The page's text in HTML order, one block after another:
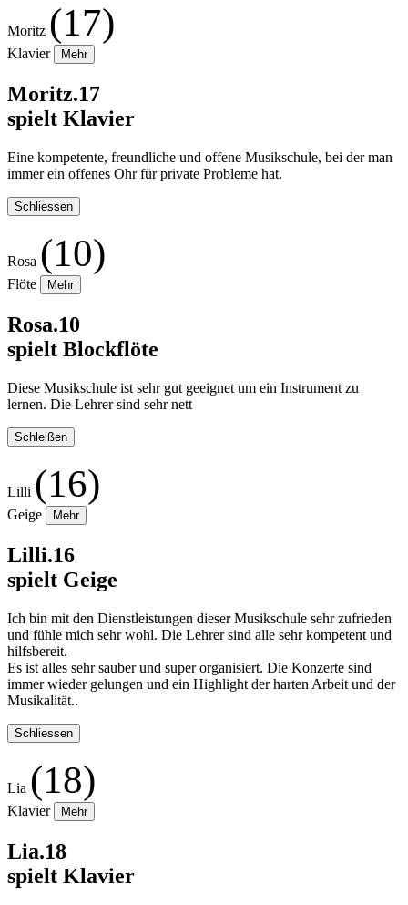
Moritz (17)
Klavier Mehr
Moritz.17
spielt Klavier
Eine kompetente, freundliche und offene Musikschule, bei der man
immer ein offenes Ohr für private Probleme hat.
Schliessen
Rosa (10)
Flöte Mehr
Rosa.10
spielt Blockflöte
Diese Musikschule ist sehr gut geeignet um ein Instrument zu
lernen. Die Lehrer sind sehr nett
Schleißen
Lilli (16)
Geige Mehr
Lilli.16
spielt Geige
Ich bin mit den Dienstleistungen dieser Musikschule sehr zufrieden
und fühle mich sehr wohl. Die Lehrer sind alle sehr kompetent und
hilfsbereit.
Es ist alles sehr sauber und super organisiert. Die Konzerte sind
immer wieder gelungen und ein Highlight der harten Arbeit und der
Musikalität..
Schliessen
Lia (18)
Klavier Mehr
Lia.18
spielt Klavier